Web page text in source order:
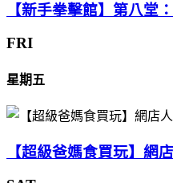
【新手拳擊館】第八堂
FRI
星期五
【超級爸媽食買玩】網